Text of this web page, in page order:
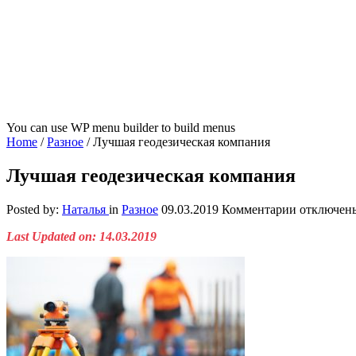
You can use WP menu builder to build menus
Home /Разное /Лучшая геодезическая компания
Лучшая геодезическая компания
Posted by: Наталья in Разное 09.03.2019 Комментарии к
Last Updated on: 14.03.2019